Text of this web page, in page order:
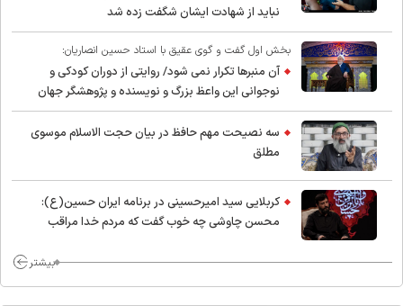
نباید از شهادت ایشان شگفت زده شد
بخش اول گفت و گوی عقیق با استاد حسین انصاریان:
آن منبرها تکرار نمی شود/ روایتی از دوران کودکی و
نوجوانی این واعظ بزرگ و نویسنده و پژوهشگر جهان
اسلام
سه نصیحت مهم حافظ در بیان حجت الاسلام موسوی
مطلق
کربلایی سید امیر‌حسینی در برنامه ایران حسین(ع):
محسن چاوشی چه خوب گفت که مردم خدا مراقب
بیشتر